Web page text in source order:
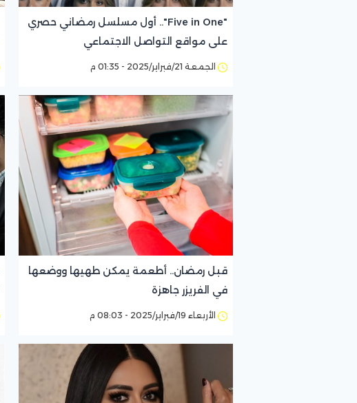
"Five in One".. أول مسلسل رمضاني حصري
على مواقع التواصل الاجتماعي
الجمعة 21/فبراير/2025 - 01:35 م
قبل رمضان.. أطعمة يمكن طهيها ووضعها
في الفريزر جاهزة
الأربعاء 19/فبراير/2025 - 08:03 م